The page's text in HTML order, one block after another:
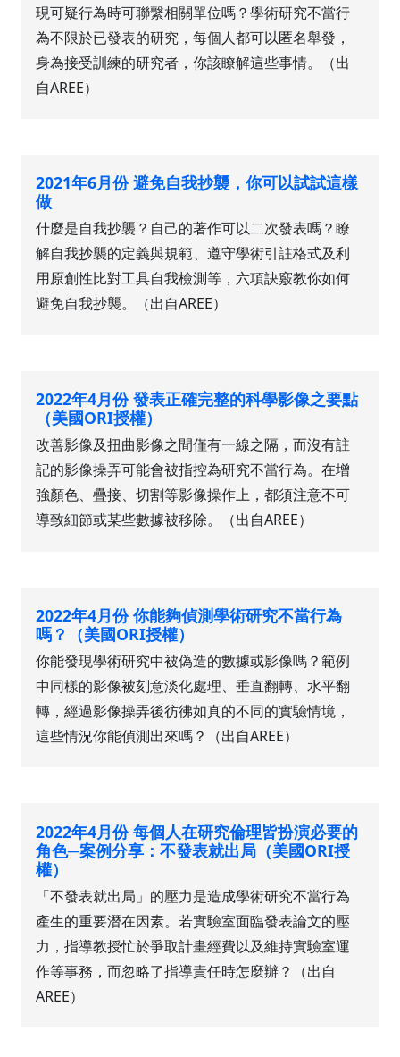
現可疑行為時可聯繫相關單位嗎？學術研究不當行
為不限於已發表的研究，每個人都可以匿名舉發，
身為接受訓練的研究者，你該瞭解這些事情。（出
自AREE）
2021年6月份 避免自我抄襲，你可以試試這樣
做
什麼是自我抄襲？自己的著作可以二次發表嗎？瞭
解自我抄襲的定義與規範、遵守學術引註格式及利
用原創性比對工具自我檢測等，六項訣竅教你如何
避免自我抄襲。（出自AREE）
2022年4月份 發表正確完整的科學影像之要點
（美國ORI授權）
改善影像及扭曲影像之間僅有一線之隔，而沒有註
記的影像操弄可能會被指控為研究不當行為。在增
強顏色、疊接、切割等影像操作上，都須注意不可
導致細節或某些數據被移除。（出自AREE）
2022年4月份 你能夠偵測學術研究不當行為
嗎？（美國ORI授權）
你能發現學術研究中被偽造的數據或影像嗎？範例
中同樣的影像被刻意淡化處理、垂直翻轉、水平翻
轉，經過影像操弄後彷彿如真的不同的實驗情境，
這些情況你能偵測出來嗎？（出自AREE）
2022年4月份 每個人在研究倫理皆扮演必要的
角色─案例分享：不發表就出局（美國ORI授
權）
「不發表就出局」的壓力是造成學術研究不當行為
產生的重要潛在因素。若實驗室面臨發表論文的壓
力，指導教授忙於爭取計畫經費以及維持實驗室運
作等事務，而忽略了指導責任時怎麼辦？（出自
AREE）